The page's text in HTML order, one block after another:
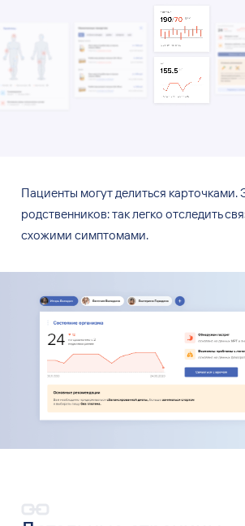
Пациенты могут делиться карточками.
родственников: так легко отследить
схожими симптомами.